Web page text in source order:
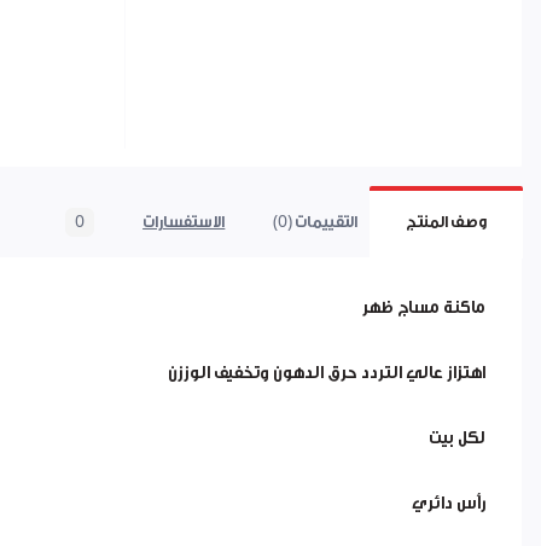
وصف المنتج التقييمات (0) الاستفسارات 0
ماكنة مساج ظهر
اهتزاز عالي التردد حرق الدهون وتخفيف الوززن
لكل بيت
رأس دائري